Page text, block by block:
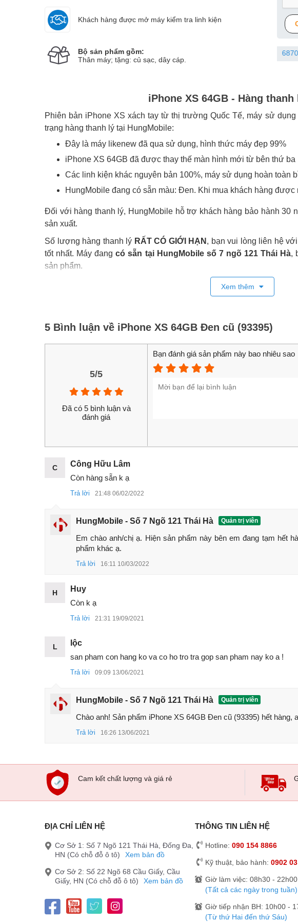
Khách hàng được mở máy kiểm tra linh kiện
Bộ sản phẩm gồm:
Thân máy; tặng: củ sạc, dây cáp.
Phạm Thị Thuỷ Tiên077574xxxxĐã đặt hàng 1 giờ trước 086870xxxx
iPhone XS 64GB - Hàng
Phiên bản iPhone XS xách tay từ thị trường Quốc Tế, máy sử
trạng hàng thanh lý tại HungMobile:
Đây là máy likenew đã qua sử dụng, hình thức máy đẹp 99%
iPhone XS 64GB đã được thay thế màn hình mới từ bên thứ ba
Các linh kiện khác nguyên bản 100%, máy sử dụng hoàn toàn
HungMobile đang có sẵn màu: Đen. Khi mua khách hàng
Đối với hàng thanh lý, HungMobile hỗ trợ khách hàng bảo hành 30
sản xuất.
Số lượng hàng thanh lý RẤT CÓ GIỚI HẠN , bạn vui lòng liên hệ
tốt nhất. Máy đangcó sẵn tại HungMobile số 7 ngõ 121 Thái Hà,
sản phẩm.
Xem thêm
5 Bình luận về iPhone XS 64GB Đen cũ (93395)
5/5
Đã có 5 bình luận và
đánh giá
Bạn đánh giá sản phẩm này bao nhiêu sao
C
Công Hữu Lâm
Còn hàng sẵn k ạ
Trả lời 21:48 06/02/2022
HungMobile - Số 7 Ngõ 121 Thái Hà Quản trị viên
Em chào anh/chị ạ. Hiện sản phẩm này bên em đang tạm hết
phẩm khác ạ.
Trả lời 16:11 10/03/2022
H
Huy
Còn k ạ
Trả lời 21:31 19/09/2021
L
lộc
san pham con hang ko va co ho tro tra gop san pham nay ko a !
Trả lời 09:09 13/06/2021
HungMobile - Số 7 Ngõ 121 Thái Hà Quản trị viên
Chào anh! Sản phẩm iPhone XS 64GB Đen cũ (93395) hết hàng,
Trả lời 16:26 13/06/2021
Cam kết chất lượng và giá rẻ
ĐỊA CHỈ LIÊN HỆ
Cơ Sở 1: Số 7 Ngõ 121 Thái Hà, Đống Đa,
HN (Có chỗ đỗ ô tô)
Xem bản đồ
Cơ Sở 2: Số 22 Ngõ 68 Cầu Giấy, Cầu
Giấy, HN (Có chỗ đỗ ô tô)
Xem bản đồ
THÔNG TIN LIÊN HỆ
Hotline: 090 154 8866
Kỹ thuật, bảo hành: 0902
Giờ làm việc: 08h30 - 22h00
(Tất cả các ngày trong tuần)
Giờ tiếp nhận BH: 10h00 -
(Từ thứ Hai đến thứ Sáu)